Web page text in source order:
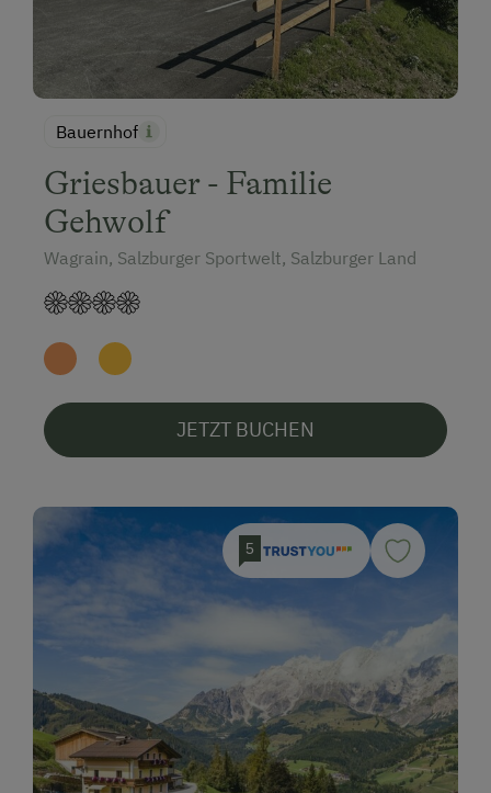
Bauernhof
Griesbauer - Familie
Gehwolf
Wagrain, Salzburger Sportwelt, Salzburger Land
JETZT BUCHEN
5